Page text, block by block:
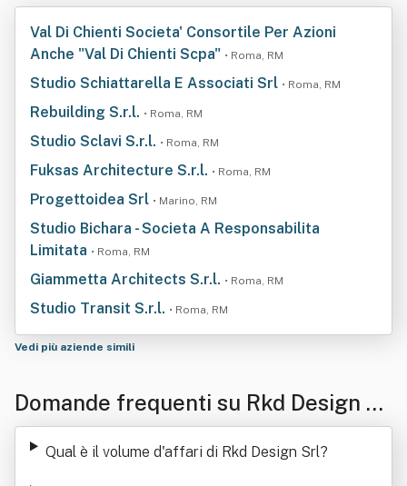
Val Di Chienti Societa' Consortile Per Azioni
Anche "Val Di Chienti Scpa" • Roma, RM
Studio Schiattarella E Associati Srl • Roma, RM
Rebuilding S.r.l. • Roma, RM
Studio Sclavi S.r.l. • Roma, RM
Fuksas Architecture S.r.l. • Roma, RM
Progettoidea Srl • Marino, RM
Studio Bichara - Societa A Responsabilita
Limitata • Roma, RM
Giammetta Architects S.r.l. • Roma, RM
Studio Transit S.r.l. • Roma, RM
Vedi più aziende simili
Domande frequenti su Rkd Design Sr
l
Qual è il volume d'affari di Rkd Design Srl?